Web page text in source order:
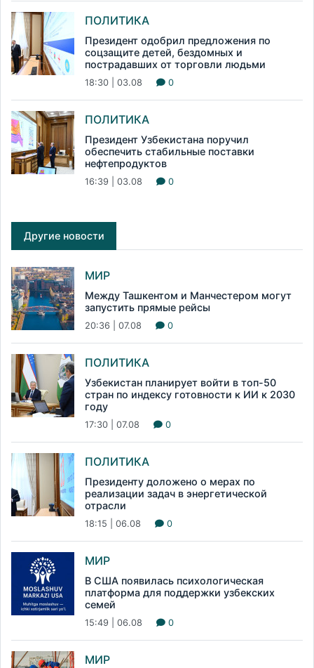
ПОЛИТИКА
Президент одобрил предложения по
соцзащите детей, бездомных и
пострадавших от торговли людьми
18:30 | 03.08 0
ПОЛИТИКА
Президент Узбекистана поручил
обеспечить стабильные поставки
нефтепродуктов
16:39 | 03.08 0
Другие новости
МИР
Между Ташкентом и Манчестером могут
запустить прямые рейсы
20:36 | 07.08 0
ПОЛИТИКА
Узбекистан планирует войти в топ-50
стран по индексу готовности к ИИ к 2030
году
17:30 | 07.08 0
ПОЛИТИКА
Президенту доложено о мерах по
реализации задач в энергетической
отрасли
18:15 | 06.08 0
МИР
В США появилась психологическая
платформа для поддержки узбекских
семей
15:49 | 06.08 0
МИР